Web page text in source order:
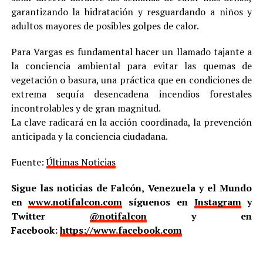
garantizando la hidratación y resguardando a niños y
adultos mayores de posibles golpes de calor.
Para Vargas es fundamental hacer un llamado tajante a
la conciencia ambiental para evitar las quemas de
vegetación o basura, una práctica que en condiciones de
extrema sequía desencadena incendios forestales
incontrolables y de gran magnitud.
La clave radicará en la acción coordinada, la prevención
anticipada y la conciencia ciudadana.
Fuente:Últimas Noticias
Sigue las noticias de Falcón, Venezuela y el Mundo
enwww.notifalcon.com síguenos en Instagramy
Twitter @notifalcony en
Facebook:https://www.facebook.com